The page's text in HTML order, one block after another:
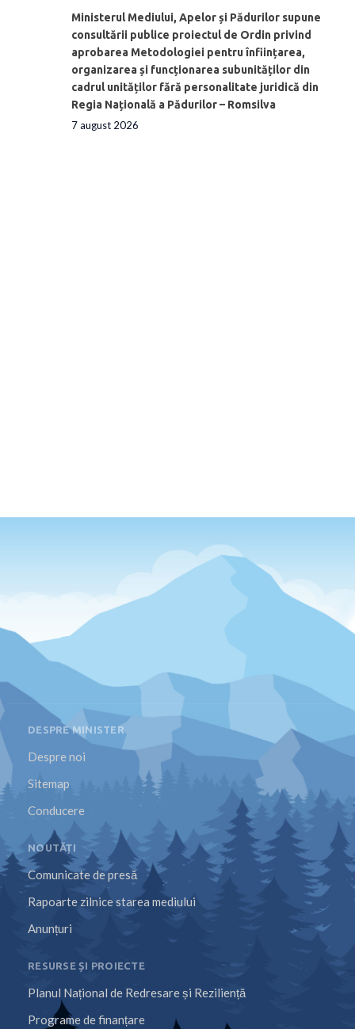
Ministerul Mediului, Apelor și Pădurilor supune
consultării publice proiectul de Ordin privind
aprobarea Metodologiei pentru înființarea,
organizarea și funcționarea subunităților din
cadrul unităților fără personalitate juridică din
Regia Națională a Pădurilor – Romsilva
7 august 2026
DESPRE MINISTER
Despre noi
Sitemap
Conducere
NOUTĂȚI
Comunicate de presă
Rapoarte zilnice starea mediului
Anunțuri
RESURSE ȘI PROIECTE
Planul Național de Redresare și Reziliență
Programe de finanțare